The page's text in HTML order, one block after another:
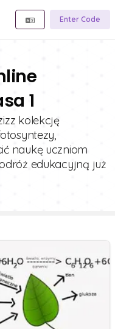
Enter Code
1
kolekcję
naukę uczniom
edukacyjną już